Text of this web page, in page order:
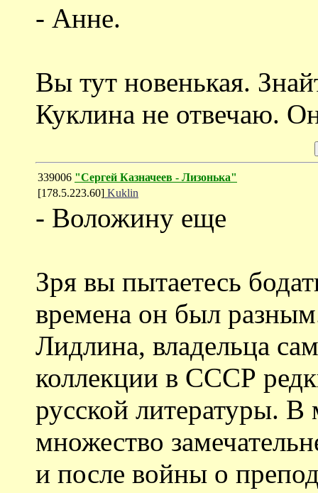
- Анне.
Вы тут новенькая.
Куклина не отвечаю.
339006 "Сергей Казначеев - Лизонька"
[178.5.223.60] Kuklin
- Воложину еще
Зря вы пытаетесь
времена он был
Лидлина, владельца
коллекции в СССР
русской литературы.
множество
и после войны о